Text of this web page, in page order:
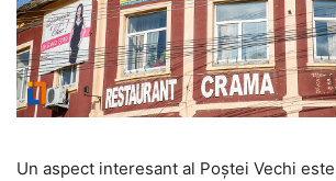
Un aspect interesant al Poștei Vechi